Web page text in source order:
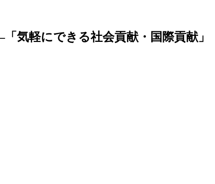
気軽にできる社会貢献・国際貢献」